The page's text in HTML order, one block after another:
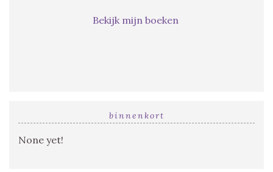
Bekijk mijn boeken
binnenkort
None yet!